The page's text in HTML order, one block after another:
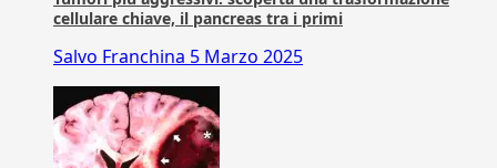
cellulare chiave, il pancreas tra i primi
Salvo Franchina 5 Marzo 2025